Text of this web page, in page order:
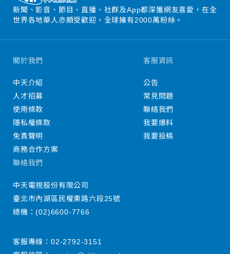
新聞、影音、節目、直播、社群及App都深獲網友喜愛，在全
世界各地華人亦頗受歡迎，全球擁有2000萬粉絲。
關於我們
中天介紹
人才招募
使用條款
隱私權條款
免責聲明
商務合作方案
客服資訊
公告
常見問題
聯絡我們
我要爆料
我要投稿
聯絡我們
中天電視股份有限公司
臺北市內湖區民權東路六段25號
總機：(02)6600-7766
客服專線： 02-2792-3151